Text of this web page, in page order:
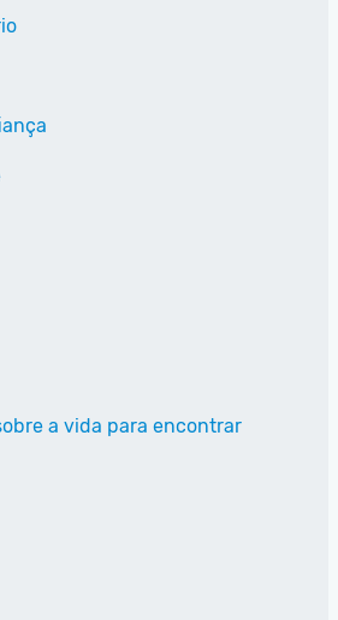
a vida para encontrar